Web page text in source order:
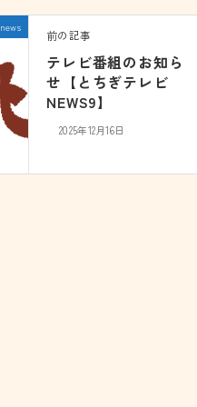
news
前の記事
テレビ番組のお知ら
せ【とちぎテレビ
NEWS9】
2025年12月16日